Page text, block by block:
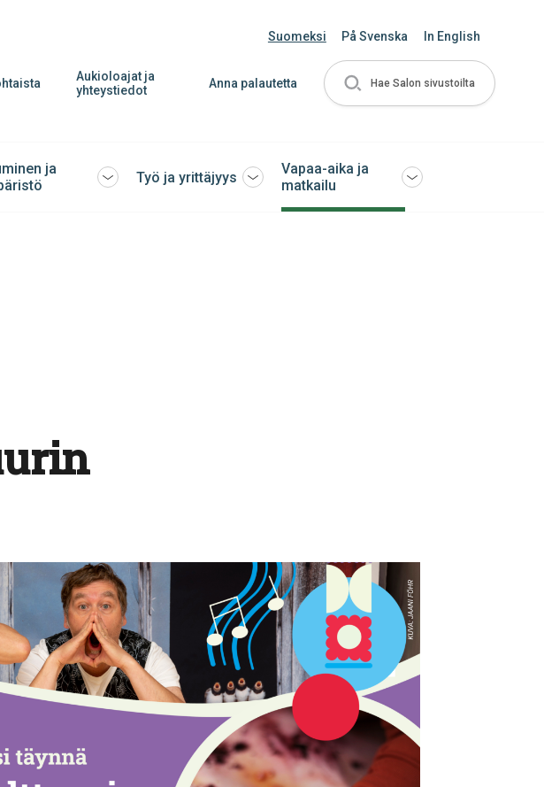
Suomeksi På Svenska In English
Aukioloajat ja
yhteystiedot
Anna palautetta Hae Salon sivustoilta
ja
Avaa
Työ ja yrittäjyys Avaa
Vapaa-aika ja
matkailu
Avaa